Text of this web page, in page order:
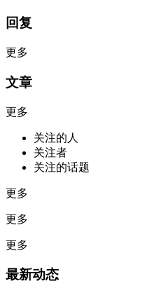
回复
更多
文章
更多
关注的人
关注者
关注的话题
更多
更多
更多
最新动态